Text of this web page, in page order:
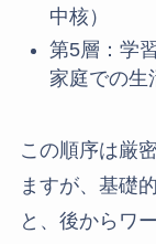
中核）
第5層：学
家庭での生
この順序は厳
ますが、基礎
と、後からワ